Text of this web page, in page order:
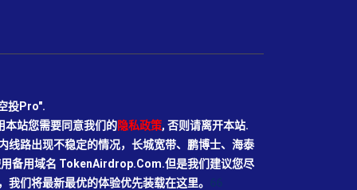
投Pro".
站您需要同意我们的隐私政策, 否则请离开本站.
线路出现不稳定的情况，长城宽带、鹏博士、海泰
备用域名 TokenAirdrop.Com.但是我们建议您尽
们将最新最优的体验优先装载在这里。